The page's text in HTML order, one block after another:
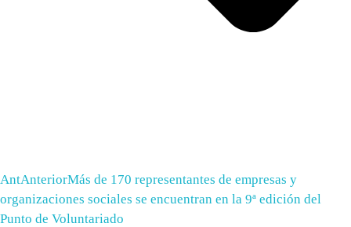
AntAnteriorMás de 170 representantes de empresas y
organizaciones sociales se encuentran en la 9ª edición del
Punto de Voluntariado